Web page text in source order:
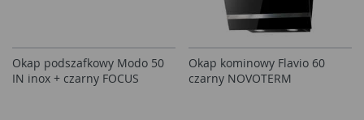
Okap podszafkowy Modo 50
IN inox + czarny FOCUS
Okap kominowy Flavio 60
czarny NOVOTERM